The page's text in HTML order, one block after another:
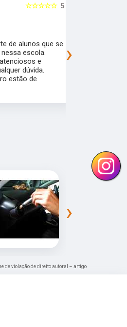
5
☆☆☆☆☆
alunos que se
escola.
e
dúvida.
de
›
›
de violação de direito autoral – artigo